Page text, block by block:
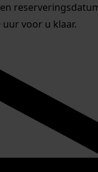
voor u klaar.